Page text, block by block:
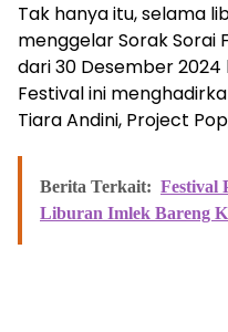
Tak hanya itu, selama
menggelar Sorak Sorai
dari 30 Desember 2024
Festival ini
Tiara Andini, Project
Berita Terkait: Festival
Liburan Imlek Bareng